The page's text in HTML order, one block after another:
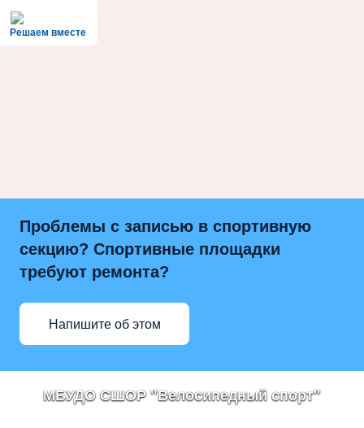
Решаем вместе
Проблемы с записью в спортивную
секцию? Спортивные площадки
требуют ремонта?
Напишите об этом
МБУДО СШОР "Велосипедный спорт"